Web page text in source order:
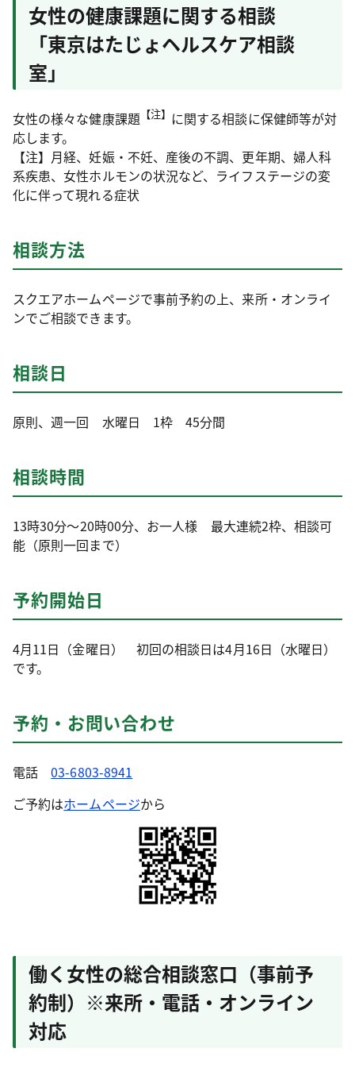
女性の健康課題に関する相談
「東京はたじょヘルスケア相談
室」
女性の様々な健康課題 【注】 に関する相談に保健師等が対
応します。
【注】月経、妊娠・不妊、産後の不調、更年期、婦人科
系疾患、女性ホルモンの状況など、ライフステージの変
化に伴って現れる症状
相談方法
スクエアホームページで事前予約の上、来所・オンライ
ンでご相談できます。
相談日
原則、週一回 水曜日 1枠 45分間
相談時間
13時30分～20時00分、お一人様 最大連続2枠、相談可
能（原則一回まで）
予約開始日
4月11日（金曜日） 初回の相談日は4月16日（水曜日）
です。
予約・お問い合わせ
電話03-6803-8941
ご予約はホームページから
働く女性の総合相談窓口（事前予
約制）※来所・電話・オンライン
対応